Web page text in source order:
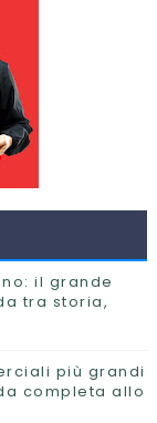
il grande
tra storia,
più grandi
completa allo